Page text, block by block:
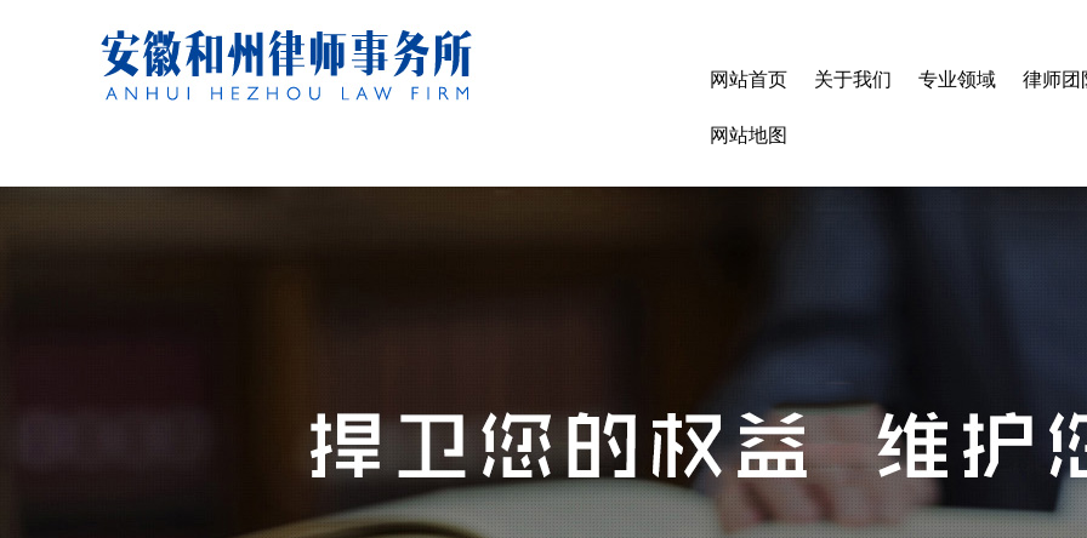
网站首页 关于我们 专业领域
律师团
网站地图